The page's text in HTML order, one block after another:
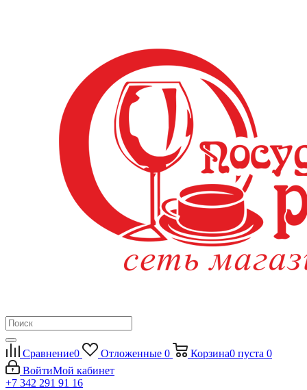
Сравнение0 Отложенные 0 Корзина0 пуста 0
ВойтиМой кабинет
+7 342 291 91 16